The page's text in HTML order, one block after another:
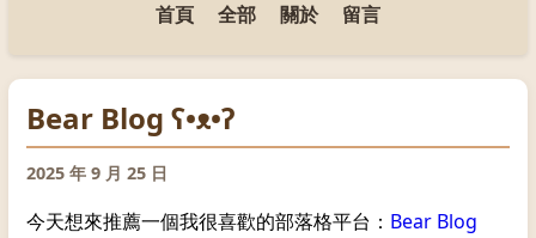
首頁 全部 關於 留言
Bear Blog ʕ•ᴥ•ʔ
2025 年 9 月 25 日
今天想來推薦一個我很喜歡的部落格平台： Bear Blog